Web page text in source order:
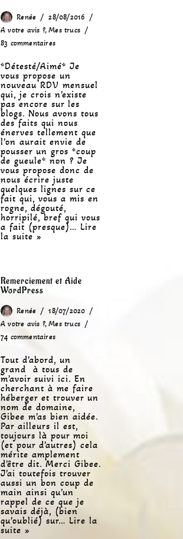
Renée
28/08/2016
A votre avis ?,Mes trucs
83 commentaires
*Détesté/Aimé* Je
vous propose un
nouveau RDV mensuel
qui, je crois n’existe
pas encore sur les
blogs. Nous avons tous
des faits qui nous
énerves tellement que
l’on aurait envie de
pousser un gros *coup
de gueule* non ? Je
vous propose donc de
nous écrire juste
quelques lignes sur ce
fait qui, vous a mis en
rogne, dégouté,
horripilé, bref qui vous
a fait (presque)… Lire
la suite »
Remerciement et Aide
WordPress
Renée
18/07/2020
A votre avis ?,Mes trucs
74 commentaires
Tout d’abord, un
grand à tous de
m’avoir suivi ici. En
cherchant à me faire
héberger et trouver un
nom de domaine,
Gibee m’as bien aidée.
Par ailleurs il est,
toujours là pour moi
(et pour d’autres) cela
mérite amplement
d’être dit. Merci Gibee.
J’ai toutefois trouver
aussi un bon coup de
main ainsi qu’un
rappel de ce que je
savais déjà, (bien
qu’oublié) sur… Lire la
suite »